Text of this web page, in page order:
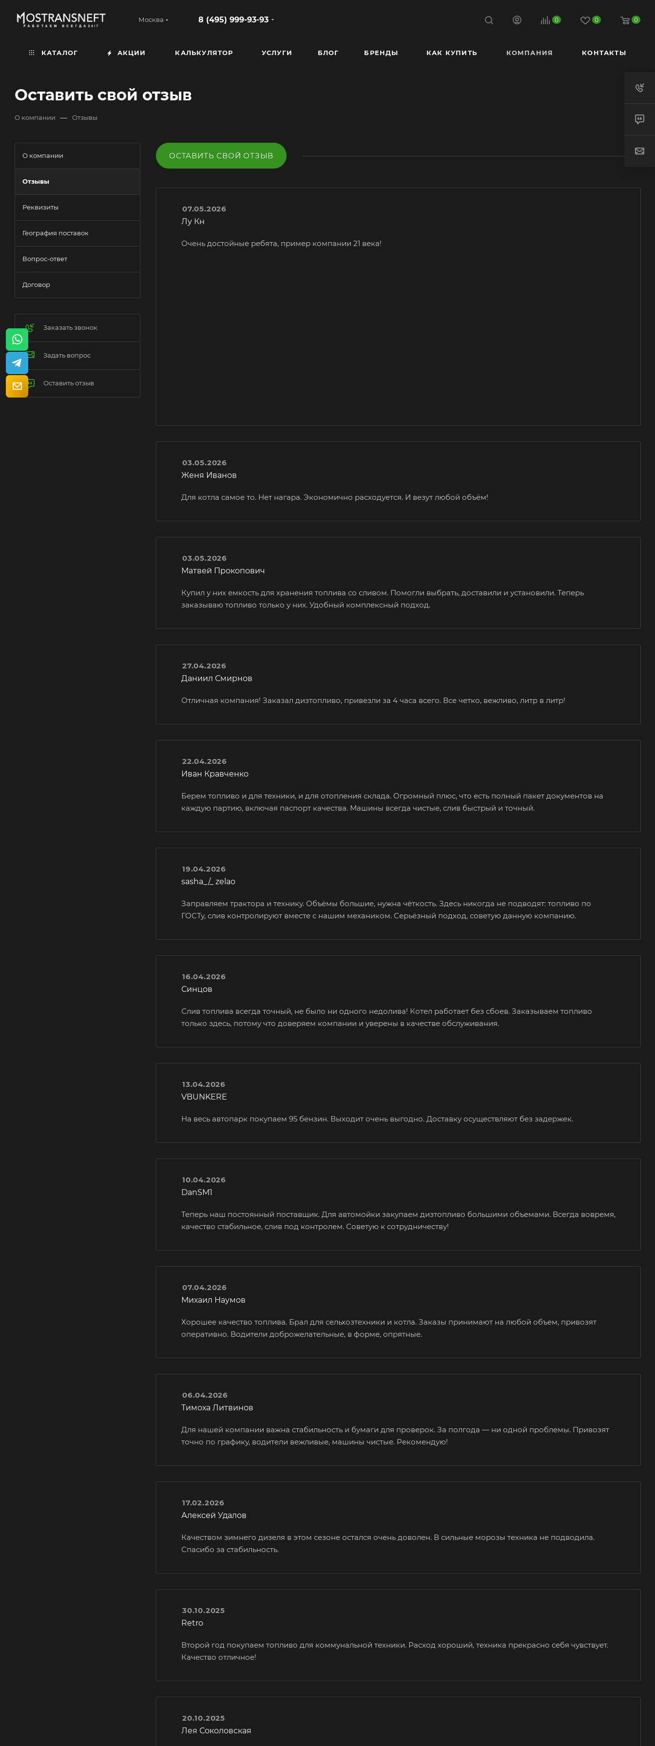
Москва 8 (495) 999-93-93 0 0 0
КАТАЛОГ АКЦИИ КАЛЬКУЛЯТОР УСЛУГИ БЛОГ БРЕНДЫ КАК КУПИТЬ КОМПАНИЯ КОНТАКТЫ
Оставить свой отзыв
О компании — Отзывы
ОСТАВИТЬ СВОЙ ОТЗЫВ
07.05.2026
Лу Кн
Очень достойные ребята, пример компании 21 века!
03.05.2026
Женя Иванов
Для котла самое то. Нет нагара. Экономично расходуется. И везут любой объём!
03.05.2026
Матвей Прокопович
Купил у них емкость для хранения топлива со сливом. Помогли выбрать, доставили и установили. Теперь
заказываю топливо только у них. Удобный комплексный подход.
27.04.2026
Даниил Смирнов
Отличная компания! Заказал дизтопливо, привезли за 4 часа всего. Все четко, вежливо, литр в литр!
22.04.2026
Иван Кравченко
Берем топливо и для техники, и для отопления склада. Огромный плюс, что есть полный пакет документов на
каждую партию, включая паспорт качества. Машины всегда чистые, слив быстрый и точный.
19.04.2026
sasha_/_ zelao
Заправляем трактора и технику. Объёмы большие, нужна чёткость. Здесь никогда не подводят: топливо по
ГОСТу, слив контролируют вместе с нашим механиком. Серьёзный подход, советую данную компанию.
16.04.2026
Синцов
Слив топлива всегда точный, не было ни одного недолива! Котел работает без сбоев. Заказываем топливо
только здесь, потому что доверяем компании и уверены в качестве обслуживания.
13.04.2026
VBUNKERE
На весь автопарк покупаем 95 бензин. Выходит очень выгодно. Доставку осуществляют без задержек.
10.04.2026
DanSM1
Теперь наш постоянный поставщик. Для автомойки закупаем дизтопливо большими объемами. Всегда вовремя,
качество стабильное, слив под контролем. Советую к сотрудничеству!
07.04.2026
Михаил Наумов
Хорошее качество топлива. Брал для сельхозтехники и котла. Заказы принимают на любой объем, привозят
оперативно. Водители доброжелательные, в форме, опрятные.
06.04.2026
Тимоха Литвинов
Для нашей компании важна стабильность и бумаги для проверок. За полгода — ни одной проблемы. Привозят
точно по графику, водители вежливые, машины чистые. Рекомендую!
17.02.2026
Алексей Удалов
Качеством зимнего дизеля в этом сезоне остался очень доволен. В сильные морозы техника не подводила.
Спасибо за стабильность.
30.10.2025
Retro
Второй год покупаем топливо для коммунальной техники. Расход хороший, техника прекрасно себя чувствует.
Качество отличное!
20.10.2025
Лея Соколовская
О компании
Отзывы
Реквизиты
География поставок
Вопрос-ответ
Договор
Заказать звонок
Задать вопрос
Оставить отзыв